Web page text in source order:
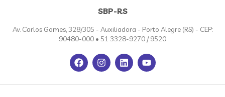
SBP-RS
Av. Carlos Gomes, 328/305 - Auxiliadora - Porto Alegre (RS) - CEP:
90480-000 • 51 3328-9270 / 9520